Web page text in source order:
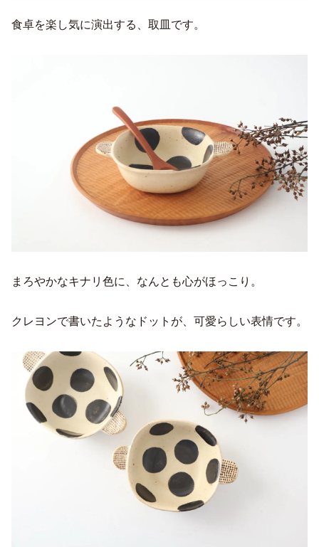
食卓を楽し気に演出する、取皿です。
まろやかなキナリ色に、なんとも心がほっこり。
クレヨンで書いたようなドットが、可愛らしい表情です。